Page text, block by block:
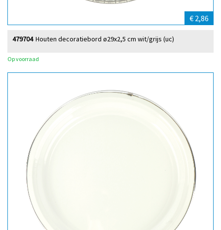
€ 2,86
Houten decoratiebord ø29x2,5 cm wit/grijs (uc)
479704
Op voorraad